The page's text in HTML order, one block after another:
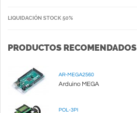
LIQUIDACIÓN STOCK 50%
PRODUCTOS RECOMENDADOS
AR-MEGA2560
Arduino MEGA
POL-3PI